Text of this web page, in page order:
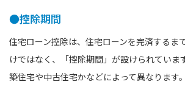
●控除期間
住宅ローン控除は、住宅ローンを完済するま
けではなく、「控除期間」が設けられていま
築住宅や中古住宅かなどによって異なります